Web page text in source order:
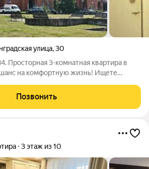
улица,30
в
на Ленинградской улице, 30! В
Позвонить
3 этаж из 10